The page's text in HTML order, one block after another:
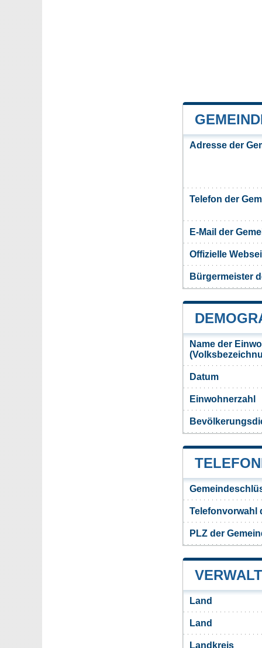
Adresse der
Telefon der
E-Mail der
Offizielle
Bürgermeister
Name der
Datum
Einwohnerzahl
Telefonvorwahl
PLZ der
Land
Land
Landkreis